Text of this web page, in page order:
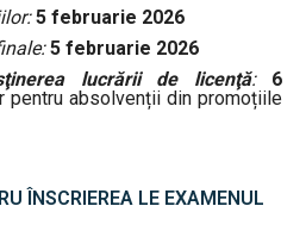
5 februarie 2026
5 februarie 2026
lucrării de licenţă:
6
pentru absolvenții din promoțiile
ÎNSCRIEREA LE EXAMENUL